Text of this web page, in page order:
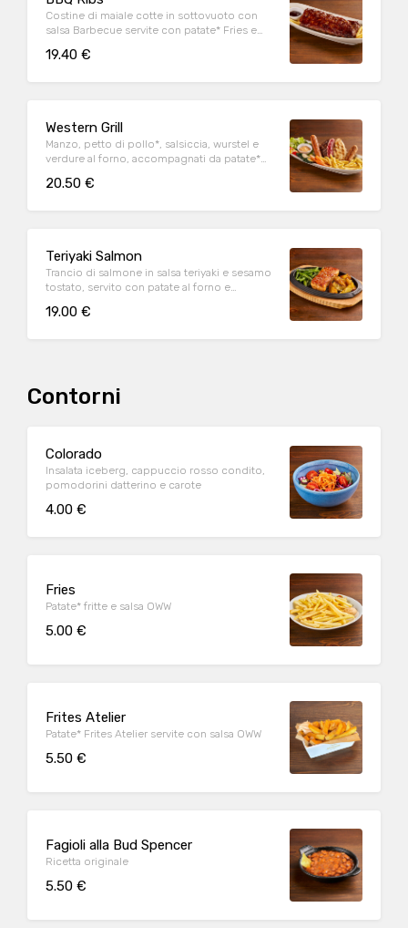
Costine di maiale cotte in sottovuoto con
salsa Barbecue servite con patate* Fries e
19.40 €
Western Grill
Manzo, petto di pollo*, salsiccia, wurstel e
verdure al forno, accompagnati da patate*
20.50 €
Teriyaki Salmon
Trancio di salmone in salsa teriyaki e sesamo
tostato, servito con patate al forno e
19.00 €
Contorni
Colorado
Insalata iceberg, cappuccio rosso condito,
pomodorini datterino e carote
4.00 €
Fries
Patate* fritte e salsa OWW
5.00 €
Frites Atelier
Patate* Frites Atelier servite con salsa OWW
5.50 €
Fagioli alla Bud Spencer
Ricetta originale
5.50 €